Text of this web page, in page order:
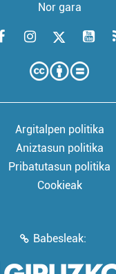
Nor gara
Argitalpen politika
Aniztasun politika
Pribatutasun politika
Cookieak
Babesleak: